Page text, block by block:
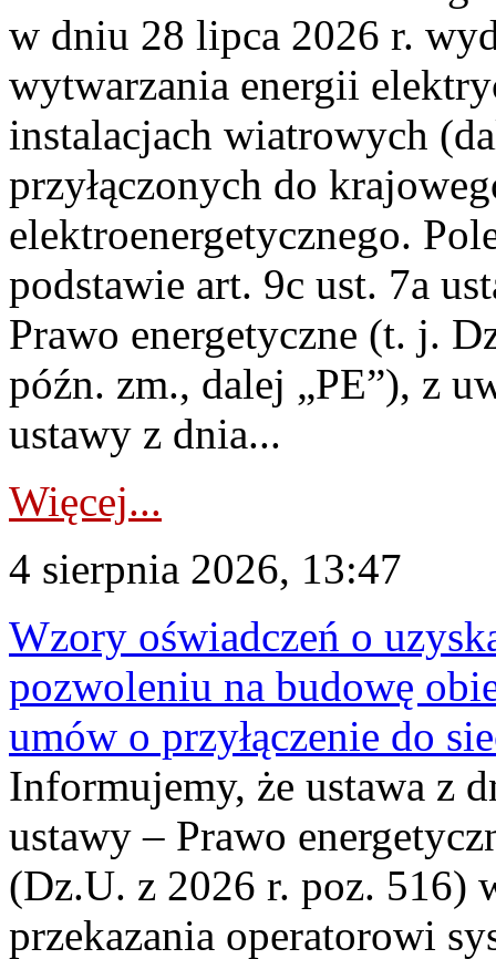
w dniu 28 lipca 2026 r.
wytwarzania energii
instalacjach wiatrowych
przyłączonych do
elektroenergetycznego.
podstawie art. 9c ust. 7a
Prawo energetyczne (t. j.
późn. zm., dalej „PE”), z
ustawy z dnia...
Więcej...
4 sierpnia 2026, 13:47
Wzory oświadczeń o
pozwoleniu na budowę
umów o przyłączenie do
Informujemy, że ustawa z
ustawy – Prawo
(Dz.U. z 2026 r. poz. 516)
przekazania operatorowi